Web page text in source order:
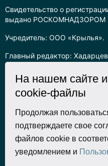
Свидетельство о
выдано РОСКОМНАДЗОРОМ
Учредитель: ООО «Крылья».
Главный редактор:
Информация на сайте
Все права на любые
защищены в соответствии с
об интеллектуальной
текстовых, фото, аудио и
с согласия
наличии ссылки на ресурс.
гиперссылка.
На нашем сайте
cookie-файлы
Продолжая
подтверждаете свое
файлов cookie в
уведомлением и